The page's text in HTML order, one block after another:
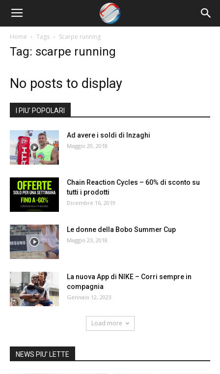
Nowrun
Home Tags Scarpe running
Tag: scarpe running
No posts to display
I PIU' POPOLARI
Ad avere i soldi di Inzaghi
Maggio 20, 2018
Chain Reaction Cycles – 60% di sconto su
tutti i prodotti
Dicembre 16, 2019
Le donne della Bobo Summer Cup
Maggio 23, 2018
La nuova App di NIKE – Corri sempre in
compagnia
Gennaio 12, 2023
Load more
NEWS PIU' LETTE